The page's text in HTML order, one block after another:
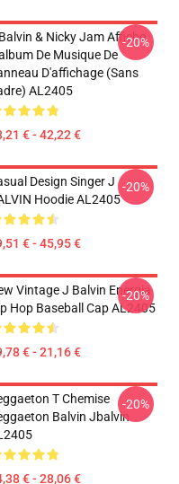
& Nicky Jam Affiche
De Musique De
D'affichage (sans
AL2405
€ - 42,22 €
-20%
Design Singer J
Hoodie AL2405
€ - 45,95 €
-20%
Vintage J Balvin Energia
Hop Baseball Cap AL2405
€ - 21,16 €
-20%
T Chemise
Balvin Jbalvin
€ - 28,06 €
-20%